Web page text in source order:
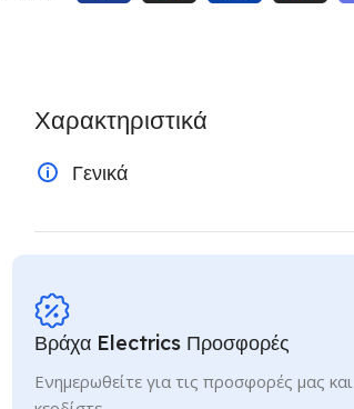
Χαρακτηριστικά
Γενικά
Βράχα Electrics Προσφορές
Ενημερωθείτε για τις προσφορές μας και